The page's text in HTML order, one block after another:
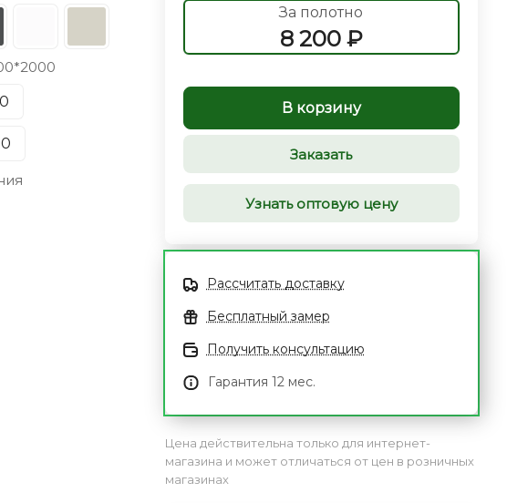
За полотно
8 200 ₽
В корзину
Заказать
Узнать оптовую цену
Рассчитать доставку
Бесплатный замер
Получить консультацию
Гарантия 12 мес.
Цена действительна только для интернет-
магазина и может отличаться от цен в розничных
магазинах